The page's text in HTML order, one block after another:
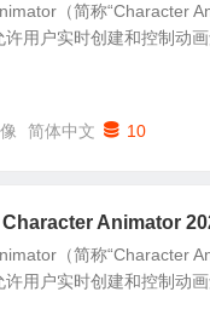
（简称“Character
用户实时创建和控制动画
简体中文 10
Animator
（简称“Character
用户实时创建和控制动画